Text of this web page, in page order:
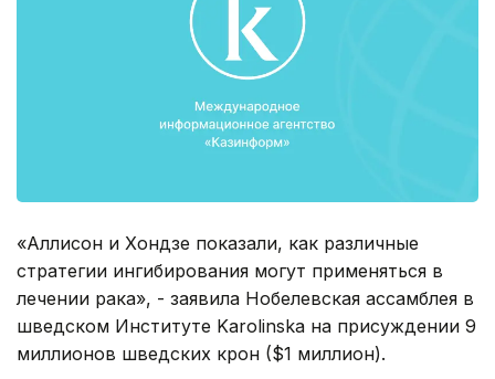
«Аллисон и Хондзе показали, как различные
стратегии ингибирования могут применяться в
лечении рака», - заявила Нобелевская ассамблея в
шведском Институте Karolinska на присуждении 9
миллионов шведских крон ($1 миллион).